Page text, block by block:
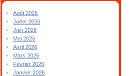
Août 2026
Juillet 2026
Juin 2026
Mai 2026
Avril 2026
Mars 2026
Février 2026
Janvier 2026